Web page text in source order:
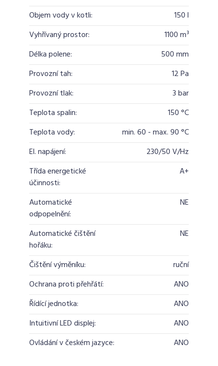
Objem vody v kotli:
150 l
Vyhřívaný prostor:
1100 m³
Délka polene:
500 mm
Provozní tah:
12 Pa
Provozní tlak:
3 bar
Teplota spalin:
150 °C
Teplota vody:
min. 60 - max. 90 °C
El. napájení:
230/50 V/Hz
Třída energetické
účinnosti:
A+
Automatické
odpopelnění:
NE
Automatické čištění
hořáku:
NE
Čištění výměníku:
ruční
Ochrana proti přehřátí:
ANO
Řídící jednotka:
ANO
Intuitivní LED displej:
ANO
Ovládání v českém jazyce:
ANO